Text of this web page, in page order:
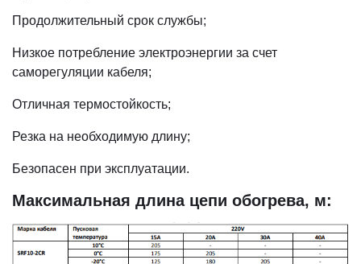
Продолжительный срок службы;
Низкое потребление электроэнергии за счет
саморегуляции кабеля;
Отличная термостойкость;
Резка на необходимую длину;
Безопасен при эксплуатации.
Максимальная длина цепи обогрева, м: